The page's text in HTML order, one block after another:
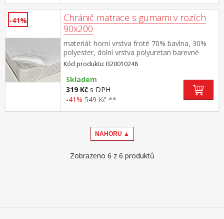
-41%
Chránič matrace s gumami v rozích
90x200
materiál: horní vrstva froté 70% bavlna, 30%
polyester, dolní vrstva polyuretan barevné
provedení bílá v rozích všité gumy, pratelné do
60 °C
Kód produktu: B20010248
Skladem
319 Kč s DPH
-41% 549 Kč **
NAHORU ▲
Zobrazeno 6 z 6 produktů